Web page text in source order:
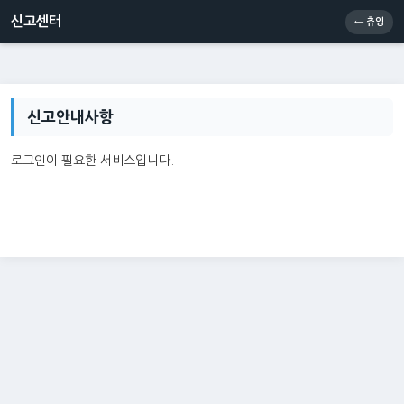
신고센터 메인
신고센터 ← 츄잉
신고안내사항
로그인이 필요한 서비스입니다.